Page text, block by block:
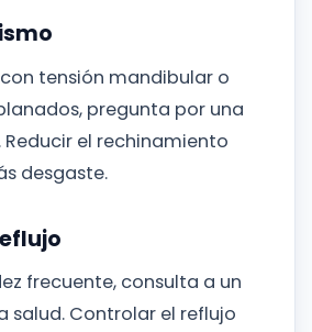
tensión mandibular o
pregunta por una
el rechinamiento
desgaste.
frecuente, consulta a un
salud. Controlar el reflujo